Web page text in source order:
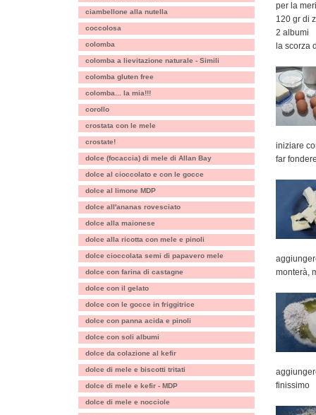
ciambellone alla nutella
coccolosa
colomba
colomba a lievitazione naturale - Simili
colomba gluten free
colomba... la mia!!!
corollo
crostata con le mele
crostate!
dolce (focaccia) di mele di Allan Bay
dolce al cioccolato e con le gocce
dolce al limone MDP
dolce all'ananas rovesciato
dolce alla maionese
dolce alla ricotta con mele e pinoli
dolce cioccolata semi di papavero mele
dolce con farina di castagne
dolce con il gelato
dolce con le gocce in friggitrice
dolce con panna acida e pinoli
dolce con soli albumi
dolce da colazione al kefir
dolce di mele e biscotti tritati
dolce di mele e kefir - MDP
dolce di mele e nocciole
per la
120 gr di
2 albumi
la scorza
iniziare
far
monterà,
finissimo